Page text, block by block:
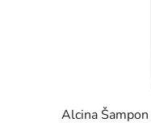
Alcina